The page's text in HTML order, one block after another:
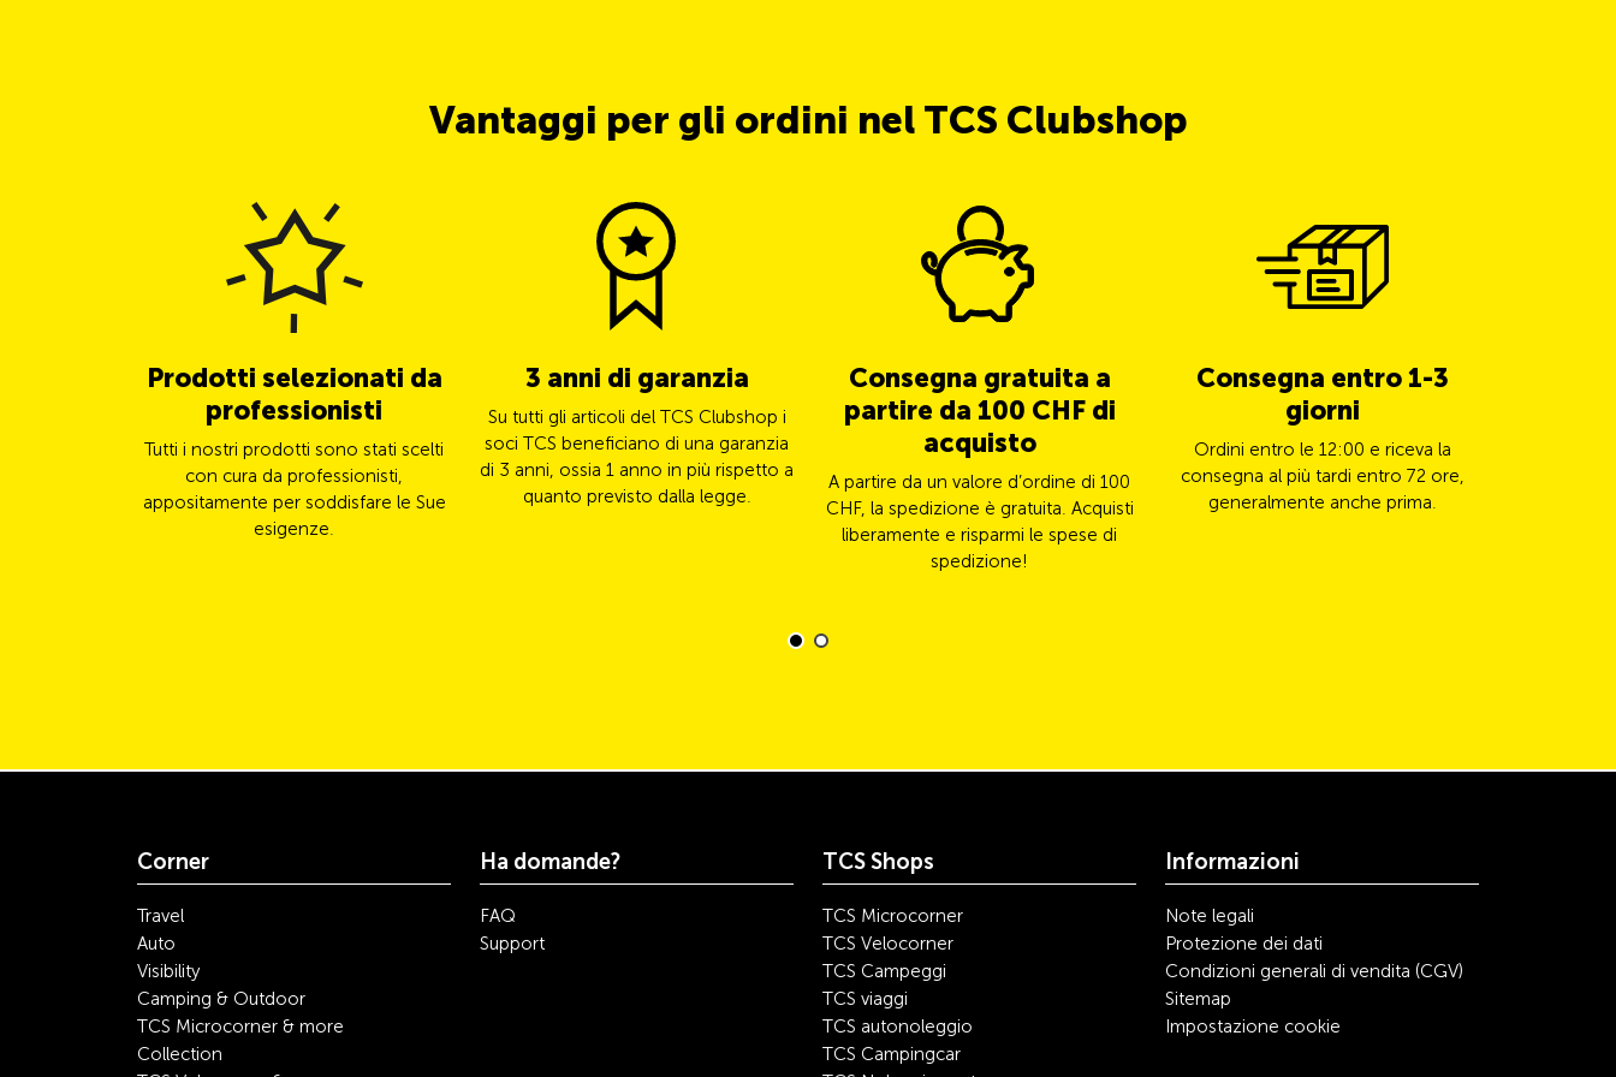
Vantaggi per gli ordini nel TCS Clubshop
Prodotti selezionati da
professionisti
Tutti i nostri prodotti sono stati scelti
con cura da professionisti,
appositamente per soddisfare le Sue
esigenze.
3 anni di garanzia
Su tutti gli articoli del TCS Clubshop i
soci TCS beneficiano di una garanzia
di 3 anni, ossia 1 anno in più rispetto a
quanto previsto dalla legge.
Consegna gratuita a
partire da 100 CHF di
acquisto
A partire da un valore d’ordine di 100
CHF, la spedizione è gratuita. Acquisti
liberamente e risparmi le spese di
spedizione!
Consegna entro 1-3
giorni
Ordini entro le 12:00 e riceva la
consegna al più tardi entro 72 ore,
generalmente anche prima.
Corner
Travel
Auto
Visibility
Camping & Outdoor
TCS Microcorner & more
Collection
Ha domande?
FAQ
Support
TCS Shops
TCS Microcorner
TCS Velocorner
TCS Campeggi
TCS viaggi
TCS autonoleggio
TCS Campingcar
Informazioni
Note legali
Protezione dei dati
Condizioni generali di vendita (CGV)
Sitemap
Impostazione cookie